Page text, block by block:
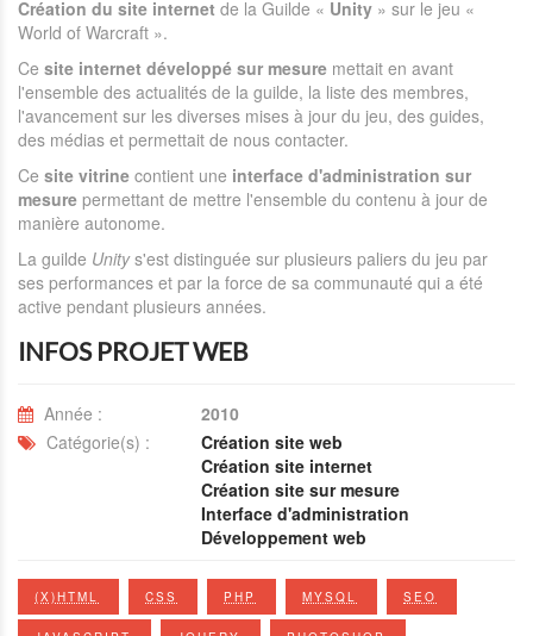
Création du site internet de la Guilde « Unity » sur le jeu «
World of Warcraft ».
Ce site internet développé sur mesure mettait en avant
l'ensemble des actualités de la guilde, la liste des membres,
l'avancement sur les diverses mises à jour du jeu, des guides,
des médias et permettait de nous contacter.
Ce site vitrine contient une interface d'administration sur
mesure permettant de mettre l'ensemble du contenu à jour de
manière autonome.
La guilde Unitys'est distinguée sur plusieurs paliers du jeu par
ses performances et par la force de sa communauté qui a été
active pendant plusieurs années.
INFOS PROJET WEB
Année :
2010
Catégorie(s) :
Création site web
Création site internet
Création site sur mesure
Interface d'administration
Développement web
(X)HTML CSS PHP MYSQL SEO